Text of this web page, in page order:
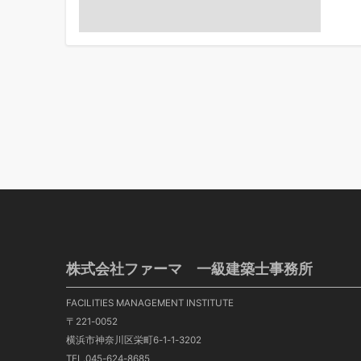
株式会社ファーマ 一級建築士事務所
FACILITIES MANAGEMENT INSTITUTE
〒221-0052
横浜市神奈川区栄町6-1-1-3202
TEL.045-624-8685